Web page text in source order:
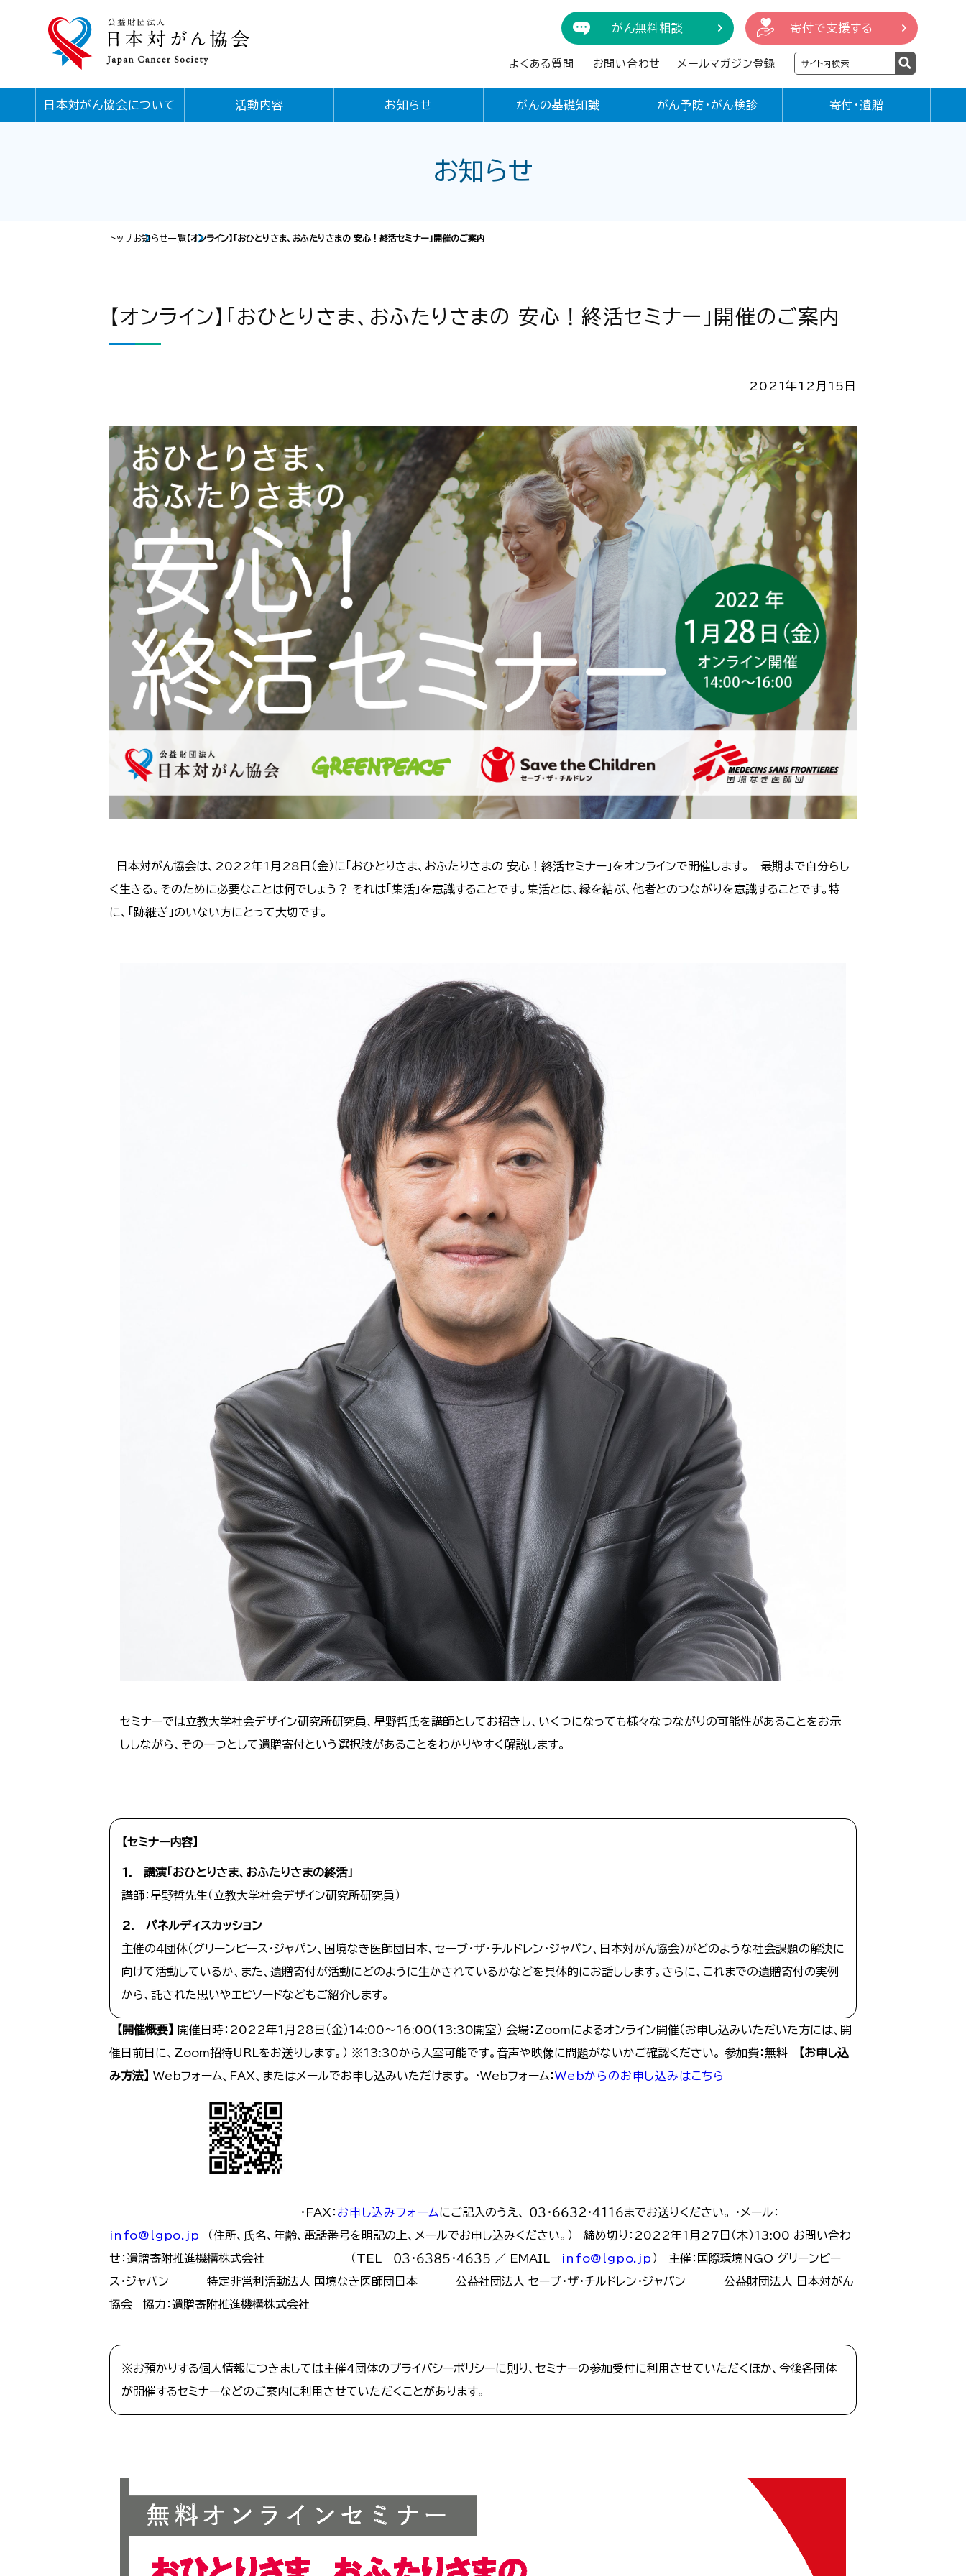
がん無料相談 寄付で支援する
よくある質問 お問い合わせ メールマガジン登録
日本対がん協会について 活動内容 お知らせ がんの基礎知識 がん予防・がん検診 寄付・遺贈
お知らせ
トップお知らせ一覧 【オンライン】「おひとりさま、おふたりさまの 安心！終活セミナー」開催のご案内
【オンライン】「おひとりさま、おふたりさまの 安心！終活セミナー」開催のご案内
2021年12月15日
日本対がん協会は、2022年1月28日（金）に「おひとりさま、おふたりさまの 安心！終活セミナー」をオンラインで開催します。 最期まで自分らし
く生きる。そのために必要なことは何でしょう？ それは「集活」を意識することです。集活とは、縁を結ぶ、他者とのつながりを意識することです。特
に、「跡継ぎ」のいない方にとって大切です。
セミナーでは立教大学社会デザイン研究所研究員、星野哲氏を講師としてお招きし、いくつになっても様々なつながりの可能性があることをお示
ししながら、その一つとして遺贈寄付という選択肢があることをわかりやすく解説します。
【セミナー内容】
1. 講演「おひとりさま、おふたりさまの終活」
講師：星野哲先生（立教大学社会デザイン研究所研究員）
2. パネルディスカッション
主催の４団体（グリーンピース・ジャパン、国境なき医師団日本、セーブ・ザ・チルドレン・ジャパン、日本対がん協会）がどのような社会課題の解決に
向けて活動しているか、また、遺贈寄付が活動にどのように生かされているかなどを具体的にお話しします。さらに、これまでの遺贈寄付の実例
から、託された思いやエピソードなどもご紹介します。
【開催概要】
開催日時：2022年1月28日（金）14:00～16:00（13:30開室） 会場：Zoomによるオンライン開催（お申し込みいただいた方には、開
催日前日に、Zoom招待URLをお送りします。） ※13:30から入室可能です。音声や映像に問題がないかご確認ください。 参加費：無料
【お申し込
み方法】 Webフォーム、FAX、またはメールでお申し込みいただけます。 ・Webフォーム：Webからのお申し込みはこちら
・FAX： お申し込みフォームにご記入のうえ、 ０３・６６３２・４１１６までお送りください。 ・メール：
info@lgpo.jp
（住所、氏名、年齢、電話番号を明記の上、メールでお申し込みください。） 締め切り：2022年1月27日（木）13:00 お問い合わ
せ：遺贈寄附推進機構株式会社
（TEL ０３・６３８５・４６３５ ／ EMAIL info@lgpo.jp ）
主催：国際環境NGO グリーンピー
ス・ジャパン
特定非営利活動法人 国境なき医師団日本 公益社団法人 セーブ・ザ・チルドレン・ジャパン
公益財団法人 日本対がん
協会 協力：遺贈寄附推進機構株式会社
※お預かりする個人情報につきましては主催4団体のプライバシーポリシーに則り、セミナーの参加受付に利用させていただくほか、今後各団体
が開催するセミナーなどのご案内に利用させていただくことがあります。